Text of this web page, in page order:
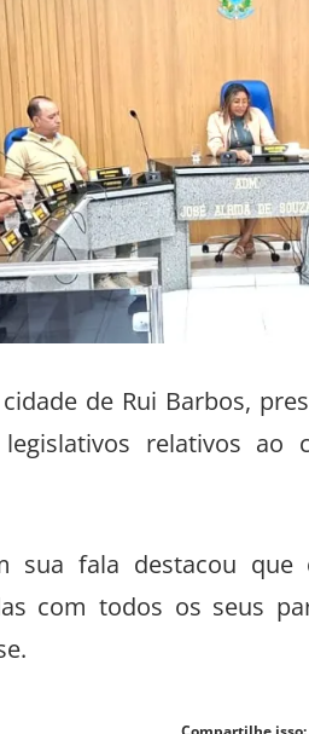
de Rui Barbos,
relativos ao
sua fala destacou
com todos os seus